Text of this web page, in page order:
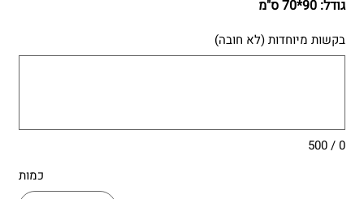
גודל: 90*70 ס"מ
בקשות מיוחדות (לא חובה)
0 / 500
כמות